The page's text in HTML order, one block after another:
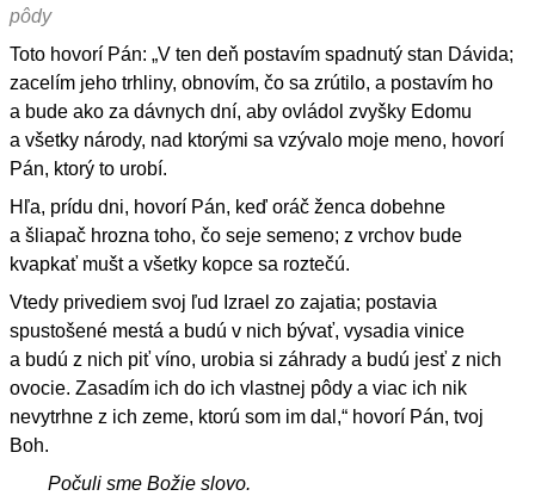
pôdy
Toto hovorí Pán: „V ten deň postavím spadnutý stan Dávida;
zacelím jeho trhliny, obnovím, čo sa zrútilo, a postavím ho
a bude ako za dávnych dní, aby ovládol zvyšky Edomu
a všetky národy, nad ktorými sa vzývalo moje meno, hovorí
Pán, ktorý to urobí.
Hľa, prídu dni, hovorí Pán, keď oráč ženca dobehne
a šliapač hrozna toho, čo seje semeno; z vrchov bude
kvapkať mušt a všetky kopce sa roztečú.
Vtedy privediem svoj ľud Izrael zo zajatia; postavia
spustošené mestá a budú v nich bývať, vysadia vinice
a budú z nich piť víno, urobia si záhrady a budú jesť z nich
ovocie. Zasadím ich do ich vlastnej pôdy a viac ich nik
nevytrhne z ich zeme, ktorú som im dal,“ hovorí Pán, tvoj
Boh.
Počuli sme Božie slovo.